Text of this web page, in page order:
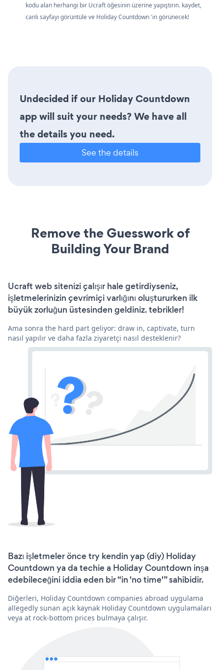
kodu alan herhangi bir Ucraft öğesinin üzerine yapıştırın. kaydet,
canlı sayfayı görüntüle ve Holiday Countdown 'in görünecek!
Undecided if our Holiday Countdown
app will suit your needs? We have all
the details you need.
See the details
Remove the Guesswork of
Building Your Brand
Ucraft web sitenizi çalışır hale getirdiyseniz,
işletmelerinizin çevrimiçi varlığını oluştururken ilk
büyük zorluğun üstesinden geldiniz. tebrikler!
Ama sonra the hard part geliyor: draw in, captivate, turn
nasıl yapılır ve daha fazla ziyaretçi nasıl desteklenir?
Bazı işletmeler önce try kendin yap (diy) Holiday
Countdown ya da techie a Holiday Countdown inşa
edebileceğini iddia eden bir “in 'no time'” sahibidir.
Diğerleri, Holiday Countdown companies abroad uygulama
allegedly sunan açık kaynak Holiday Countdown uygulamaları
veya at rock-bottom prices bulmaya çalışır.